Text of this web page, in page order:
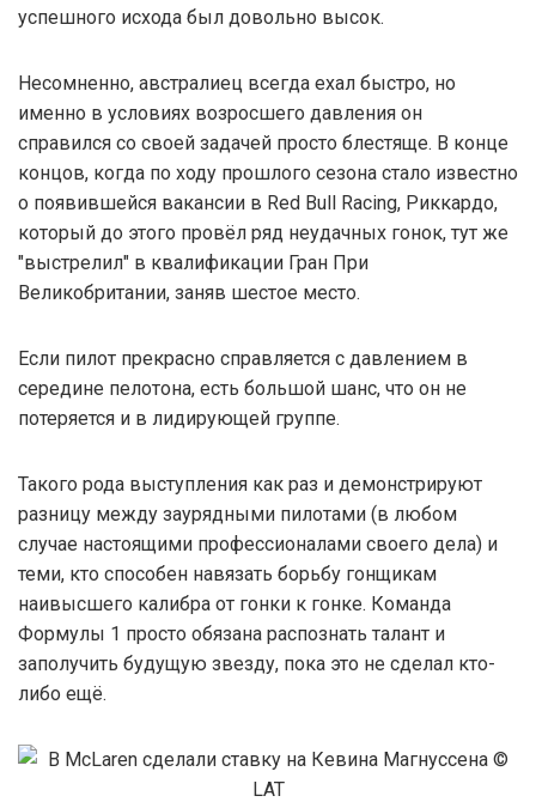
успешного исхода был довольно высок.
Несомненно, австралиец всегда ехал быстро, но
именно в условиях возросшего давления он
справился со своей задачей просто блестяще. В конце
концов, когда по ходу прошлого сезона стало известно
о появившейся вакансии в Red Bull Racing, Риккардо,
который до этого провёл ряд неудачных гонок, тут же
"выстрелил" в квалификации Гран При
Великобритании, заняв шестое место.
Если пилот прекрасно справляется с давлением в
середине пелотона, есть большой шанс, что он не
потеряется и в лидирующей группе.
Такого рода выступления как раз и демонстрируют
разницу между заурядными пилотами (в любом
случае настоящими профессионалами своего дела) и
теми, кто способен навязать борьбу гонщикам
наивысшего калибра от гонки к гонке. Команда
Формулы 1 просто обязана распознать талант и
заполучить будущую звезду, пока это не сделал кто-
либо ещё.